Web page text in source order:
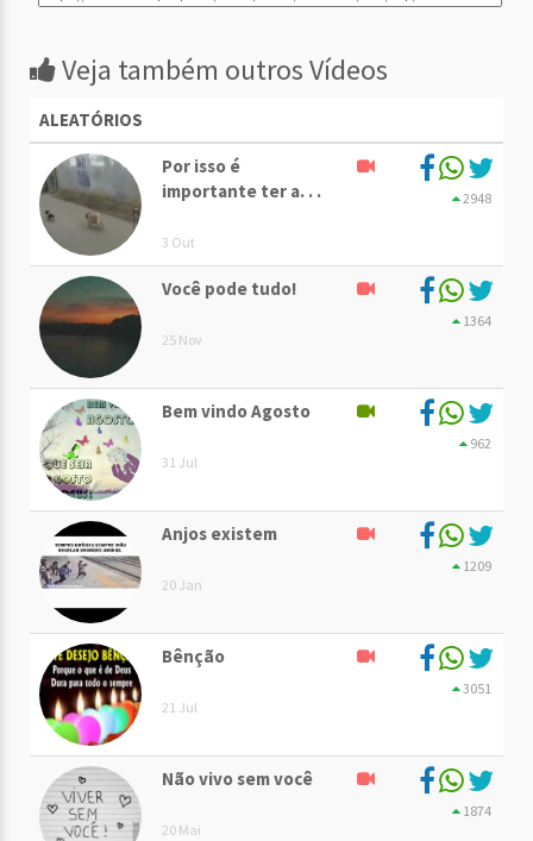
Veja também outros Vídeos
ALEATÓRIOS
Por isso é
importante ter a. . .
3 Out
2948
Você pode tudo!
25 Nov
1364
Bem vindo Agosto
31 Jul
962
Anjos existem
20 Jan
1209
Bênção
21 Jul
3051
Não vivo sem você
20 Mai
1874